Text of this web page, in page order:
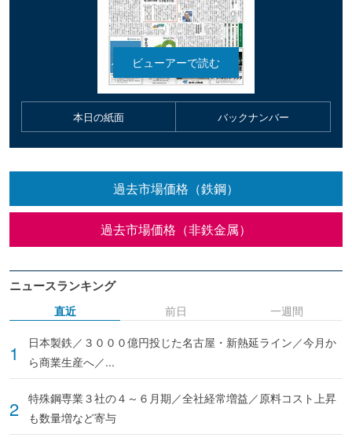
本日の紙面 バックナンバー
過去市場価格（鉄鋼）
過去市場価格（非鉄金属）
ニュースランキング
直近
日本製鉄／３０００億円投じた名古屋・新熱延ライン／今月か
ら商業生産へ／...
特殊鋼専業３社の４～６月期／全社経常増益／原料コスト上昇
も数量増など寄与
前日 一週間